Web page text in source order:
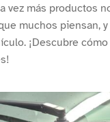
vez más productos
muchos piensan,
¡Descubre